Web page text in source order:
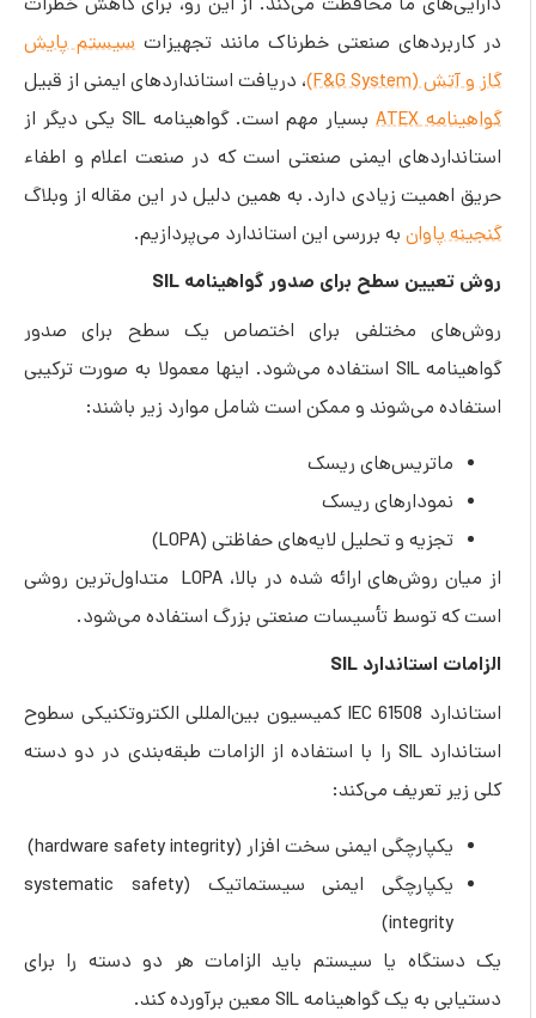
دارایی‌های ما محافظت می‌کند. از این رو، برای کاهش خطرات
در کاربردهای صنعتی خطرناک مانند تجهیزاتسیستم پایش
گاز و آتش (F&G System)
، دریافت استانداردهای ایمنی از قبیل
گواهینامه ATEX
بسیار مهم است. گواهینامه SIL یکی دیگر از
استانداردهای ایمنی صنعتی است که در صنعت اعلام و اطفاء
حریق اهمیت زیادی دارد. به همین دلیل در این مقاله از وبلاگ
گنجینه پاوانبه بررسی این استاندارد می‌پردازیم.
روش تعیین سطح برای صدور گواهینامه SIL
روش‌های مختلفی برای اختصاص یک سطح برای صدور
گواهینامه SIL استفاده می‌شود. اینها معمولا به صورت ترکیبی
استفاده می‌شوند و ممکن است شامل موارد زیر باشند:
ماتریس‌های ریسک
نمودارهای ریسک
تجزیه و تحلیل لایه‌های حفاظتی (LOPA)
از میان روش‌های ارائه شده در بالا، LOPA متداول‌ترین روشی
است که توسط تأسیسات صنعتی بزرگ استفاده می‌شود.
الزامات استاندارد SIL
استاندارد IEC 61508 کمیسیون بین‌المللی الکتروتکنیکی سطوح
استاندارد SIL را با استفاده از الزامات طبقه‌بندی در دو دسته
کلی زیر تعریف می‌کند:
یکپارچگی ایمنی سخت افزار (hardware safety integrity)
یکپارچگی ایمنی سیستماتیک (systematic safety
integrity)
یک دستگاه یا سیستم باید الزامات هر دو دسته را برای
دستیابی به یک گواهینامه SIL معین برآورده کند.